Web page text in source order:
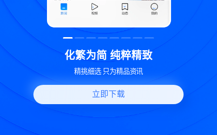
致 世界变化 热问一下
好问题好回答 多元视角看问题
立即下载